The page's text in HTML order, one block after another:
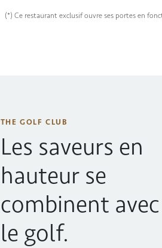
(*) Ce restaurant exclusif ouvre ses portes en
THE GOLF CLUB
Les saveurs en
hauteur se
combinent avec
le golf.